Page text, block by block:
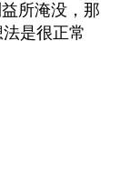
所淹没，那
是很正常